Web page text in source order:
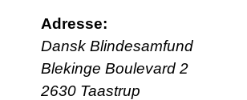
Adresse:
Dansk Blindesamfund
Blekinge Boulevard 2
2630 Taastrup